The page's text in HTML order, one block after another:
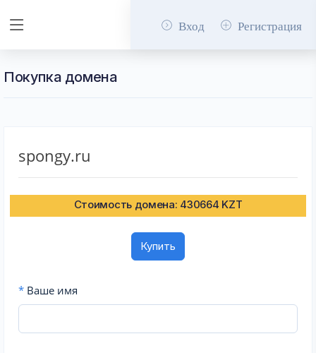
Вход Регистрация
Покупка домена
spongy.ru
Стоимость домена: 430664 KZT
Купить
* Ваше имя